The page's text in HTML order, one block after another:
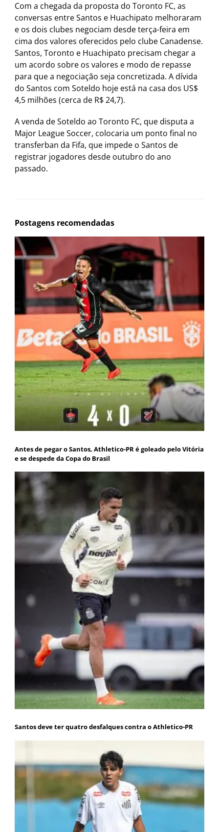
Com a chegada da proposta do Toronto FC, as
conversas entre Santos e Huachipato melhoraram
e os dois clubes negociam desde terça-feira em
cima dos valores oferecidos pelo clube Canadense.
Santos, Toronto e Huachipato precisam chegar a
um acordo sobre os valores e modo de repasse
para que a negociação seja concretizada. A dívida
do Santos com Soteldo hoje está na casa dos US$
4,5 milhões (cerca de R$ 24,7).
A venda de Soteldo ao Toronto FC, que disputa a
Major League Soccer, colocaria um ponto final no
transferban da Fifa, que impede o Santos de
registrar jogadores desde outubro do ano
passado.
Postagens recomendadas
Antes de pegar o Santos, Athletico-PR é goleado pelo Vitória
e se despede da Copa do Brasil
Santos deve ter quatro desfalques contra o Athletico-PR